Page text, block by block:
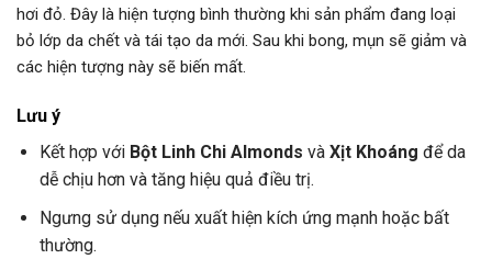
hơi đỏ. Đây là hiện tượng bình thường khi sản phẩm đang loại
bỏ lớp da chết và tái tạo da mới. Sau khi bong, mụn sẽ giảm và
các hiện tượng này sẽ biến mất.
Lưu ý
Kết hợp với Bột Linh Chi Almonds và Xịt Khoáng để da
dễ chịu hơn và tăng hiệu quả điều trị.
Ngưng sử dụng nếu xuất hiện kích ứng mạnh hoặc bất
thường.